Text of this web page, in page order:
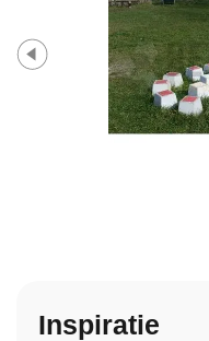
Inspiratie